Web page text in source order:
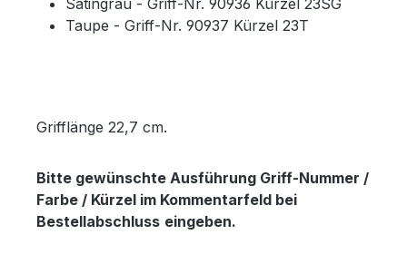
Satingrau - Griff-Nr. 90936 Kürzel 23SG
Taupe - Griff-Nr. 90937 Kürzel 23T
Grifflänge 22,7 cm.
Bitte gewünschte Ausführung Griff-Nummer /
Farbe / Kürzel im Kommentarfeld bei
Bestellabschluss eingeben.